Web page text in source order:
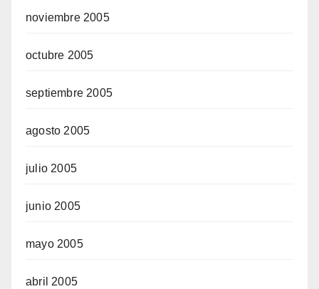
noviembre 2005
octubre 2005
septiembre 2005
agosto 2005
julio 2005
junio 2005
mayo 2005
abril 2005